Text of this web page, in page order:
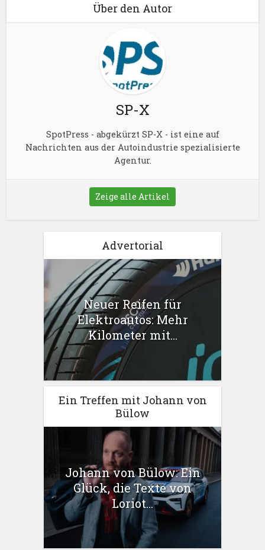
Über den Autor
SP-X
SpotPress - abgekürzt SP-X - ist eine auf
Nachrichten aus der Autoindustrie spezialisierte
Agentur.
Zeige alle Artikel
Advertorial
Neuer Reifen für
Elektroautos: Mehr
Kilometer mit...
Ein Treffen mit Johann von
Bülow
Johann von Bülow: Ein
Glück, die Texte von
Loriot...